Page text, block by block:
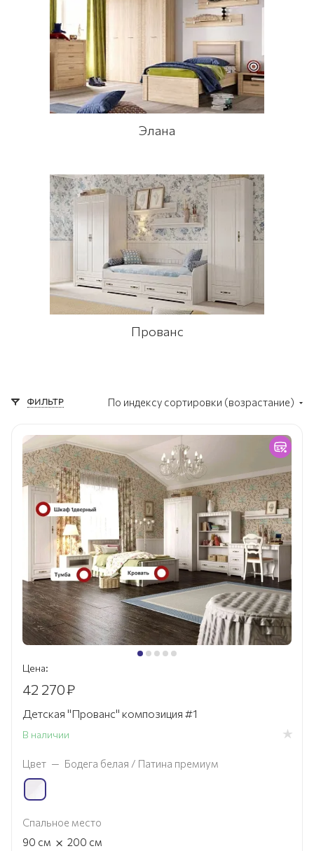
Элана
Прованс
ФИЛЬТР По индексу сортировки (возрастание)
Цена:
42 270₽
Детская "Прованс" композиция #1
В наличии
Цвет — Бодега белая / Патина премиум
Спальное место
90 см × 200 см